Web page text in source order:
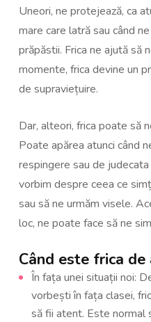
Uneori, ne protejează, ca
mare care latră sau când
prăpăstii. Frica ne ajută să
momente, frica devine un
de supraviețuire.
Dar, alteori, frica poate să
Poate apărea atunci când
respingere sau de
vorbim despre ceea ce
sau să ne urmăm visele.
loc, ne poate face să ne
Când este frica de
În fața unei situații noi:
vorbești în fața clasei,
să fii atent. Este normal